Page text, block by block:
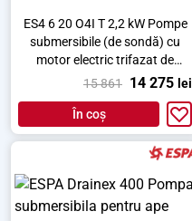
ES4 6 20 O4I T 2,2 kW Pompe
submersibile (de sondă) cu
motor electric trifazat de
diametru 4
15 861 14 275 lei
În coș